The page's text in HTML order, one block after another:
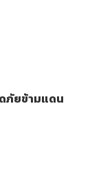
ภัยข้ามแดน